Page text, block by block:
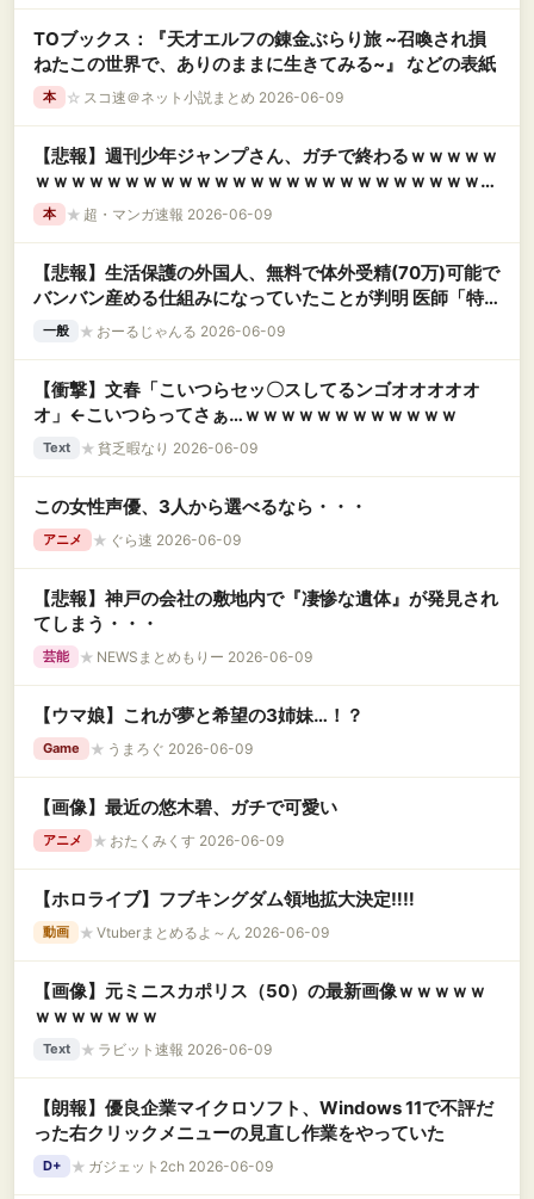
TOブックス：『天才エルフの錬金ぶらり旅 ~召喚され損
ねたこの世界で、ありのままに生きてみる~』 などの表紙
本 ☆ スコ速＠ネット小説まとめ 2026-06-09
【悲報】週刊少年ジャンプさん、ガチで終わるｗｗｗｗｗ
ｗｗｗｗｗｗｗｗｗｗｗｗｗｗｗｗｗｗｗｗｗｗｗｗｗｗ
ｗｗｗ
本 ★ 超・マンガ速報 2026-06-09
【悲報】生活保護の外国人、無料で体外受精(70万)可能で
バンバン産める仕組みになっていたことが判明 医師「特
に中国人が多
一般 ★ おーるじゃんる 2026-06-09
【衝撃】文春「こいつらセッ〇スしてるンゴオオオオオ
オ」←こいつらってさぁ…ｗｗｗｗｗｗｗｗｗｗｗｗ
Text ★ 貧乏暇なり 2026-06-09
この女性声優、3人から選べるなら・・・
アニメ ★ ぐら速 2026-06-09
【悲報】神戸の会社の敷地内で『凄惨な遺体』が発見され
てしまう・・・
芸能 ★ NEWSまとめもりー 2026-06-09
【ウマ娘】これが夢と希望の3姉妹…！？
Game ★ うまろぐ 2026-06-09
【画像】最近の悠木碧、ガチで可愛い
アニメ ★ おたくみくす 2026-06-09
【ホロライブ】フブキングダム領地拡大決定‼️‼️
動画 ★ Vtuberまとめるよ～ん 2026-06-09
【画像】元ミニスカポリス（50）の最新画像ｗｗｗｗｗ
ｗｗｗｗｗｗｗ
Text ★ ラビット速報 2026-06-09
【朗報】優良企業マイクロソフト、Windows 11で不評だ
った右クリックメニューの見直し作業をやっていた
D+ ★ ガジェット2ch 2026-06-09